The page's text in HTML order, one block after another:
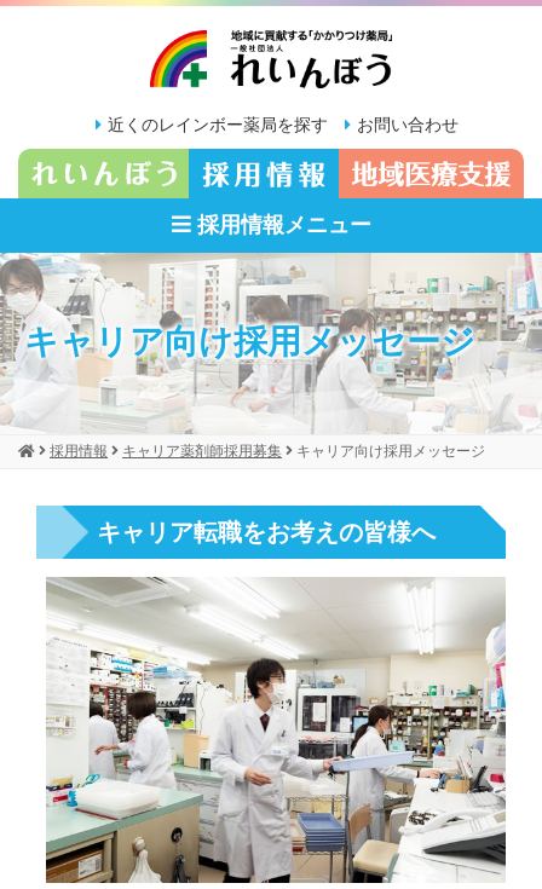
近くのレインボー薬局を探す お問い合わせ
採用情報メニュー
キャリア向け採用メッセージ
採用情報 キャリア薬剤師採用募集 キャリア向け採用メッセージ
キャリア転職をお考えの皆様へ